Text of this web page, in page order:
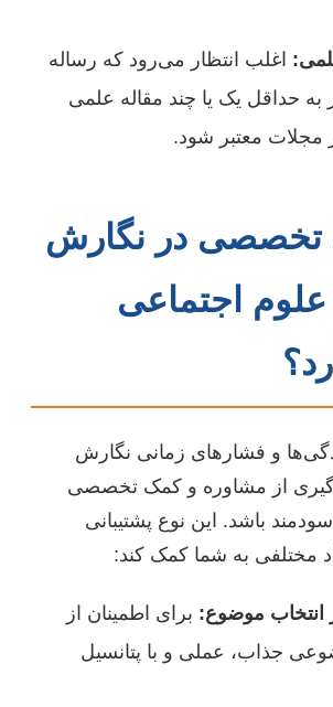
اغلب انتظار می‌رود که رساله
به حداقل یک یا چند مقاله علمی
معتبر شود.
تخصصی در نگارش
علوم اجتماعی
و فشارهای زمانی نگارش
از مشاوره و کمک تخصصی
باشد. این نوع پشتیبانی
مختلفی به شما کمک کند:
انتخاب موضوع: برای اطمینان از
جذاب، عملی و با پتانسیل